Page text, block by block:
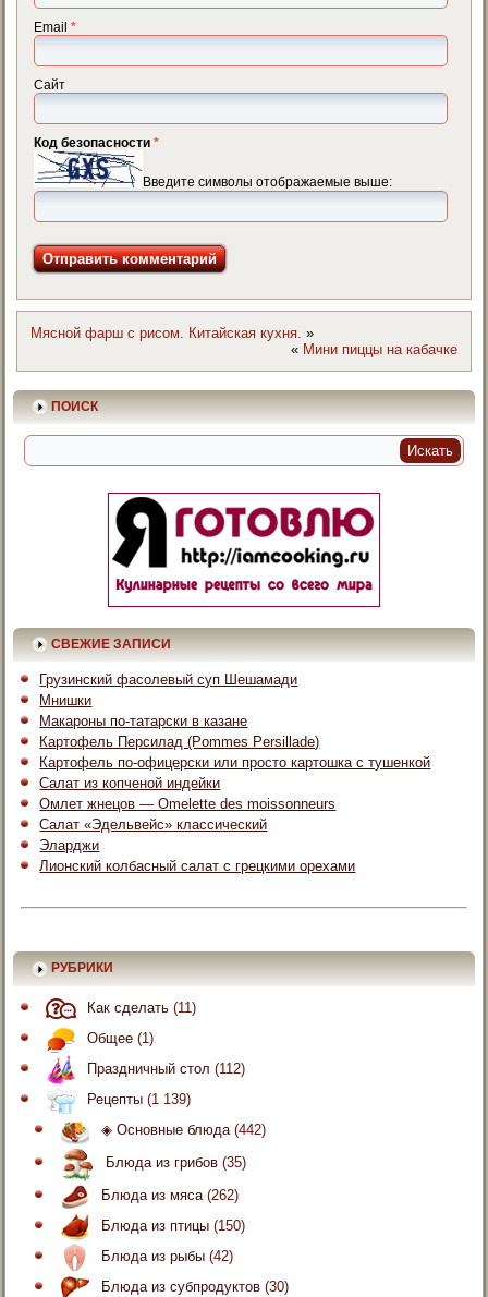
Email*
Сайт
Код безопасности*
Введите символы отображаемые выше:
Мясной фарш с рисом. Китайская кухня. »
« Мини пиццы на кабачке
ПОИСК
СВЕЖИЕ ЗАПИСИ
Грузинский фасолевый суп Шешамади
Мнишки
Макароны по-татарски в казане
Картофель Персилад (Pommes Persillade)
Картофель по-офицерски или просто картошка с тушенкой
Салат из копченой индейки
Омлет жнецов — Omelette des moissonneurs
Салат «Эдельвейс» классический
Эларджи
Лионский колбасный салат с грецкими орехами
РУБРИКИ
Как сделать (11)
Общее (1)
Праздничный стол (112)
Рецепты (1 139)
◈ Основные блюда(442)
Блюда из грибов (35)
Блюда из мяса(262)
Блюда из птицы (150)
Блюда из рыбы (42)
Блюда из субпродуктов (30)